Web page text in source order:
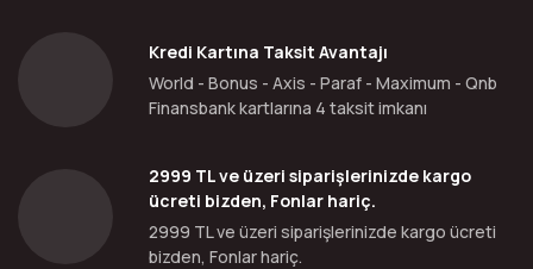
Kredi Kartına Taksit Avantajı
World - Bonus - Axis - Paraf - Maximum - Qnb
Finansbank kartlarına 4 taksit imkanı
2999 TL ve üzeri siparişlerinizde kargo
ücreti bizden, Fonlar hariç.
2999 TL ve üzeri siparişlerinizde kargo ücreti
bizden, Fonlar hariç.